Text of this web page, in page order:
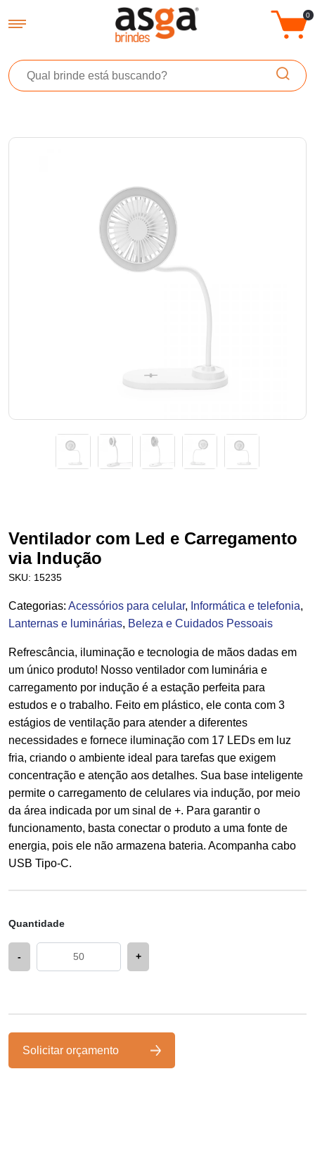
0
Ventilador com Led e Carregamento
via Indução
SKU: 15235
Categorias: Acessórios para celular, Informática e telefonia,
Lanternas e luminárias, Beleza e Cuidados Pessoais
Refrescância, iluminação e tecnologia de mãos dadas em
um único produto! Nosso ventilador com luminária e
carregamento por indução é a estação perfeita para
estudos e o trabalho. Feito em plástico, ele conta com 3
estágios de ventilação para atender a diferentes
necessidades e fornece iluminação com 17 LEDs em luz
fria, criando o ambiente ideal para tarefas que exigem
concentração e atenção aos detalhes. Sua base inteligente
permite o carregamento de celulares via indução, por meio
da área indicada por um sinal de +. Para garantir o
funcionamento, basta conectar o produto a uma fonte de
energia, pois ele não armazena bateria. Acompanha cabo
USB Tipo-C.
Quantidade
- +
Solicitar orçamento
Asga Brindes - Brindes Promocionais Personalizados